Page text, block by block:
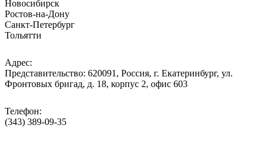
Новосибирск
Ростов-на-Дону
Санкт-Петербург
Тольятти
Адрес:
Представительство: 620091, Россия, г. Екатеринбург, ул.
Фронтовых бригад, д. 18, корпус 2, офис 603
Телефон:
(343) 389-09-35